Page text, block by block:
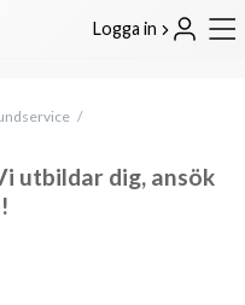
Logga in
utbildar dig, ansök